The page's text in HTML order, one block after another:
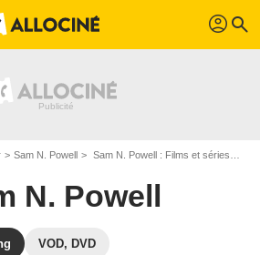
profil search
Sam N. Powell Sam N. Powell : Films et séries online
N. Powell
VOD, DVD